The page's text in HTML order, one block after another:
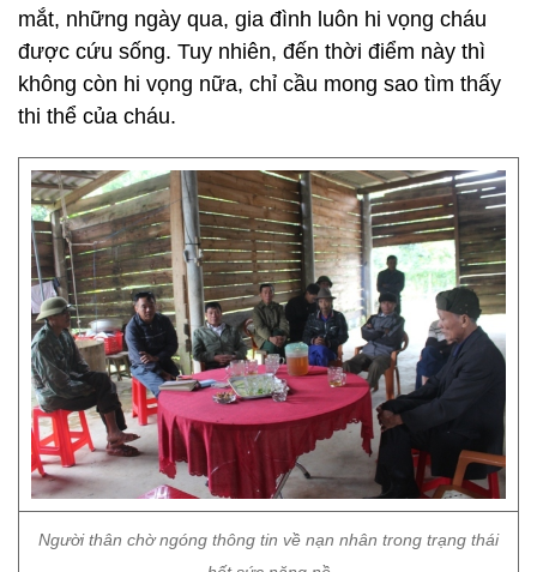
mắt, những ngày qua, gia đình luôn hi vọng cháu
được cứu sống. Tuy nhiên, đến thời điểm này thì
không còn hi vọng nữa, chỉ cầu mong sao tìm thấy
thi thể của cháu.
Người thân chờ ngóng thông tin về nạn nhân trong trạng thái